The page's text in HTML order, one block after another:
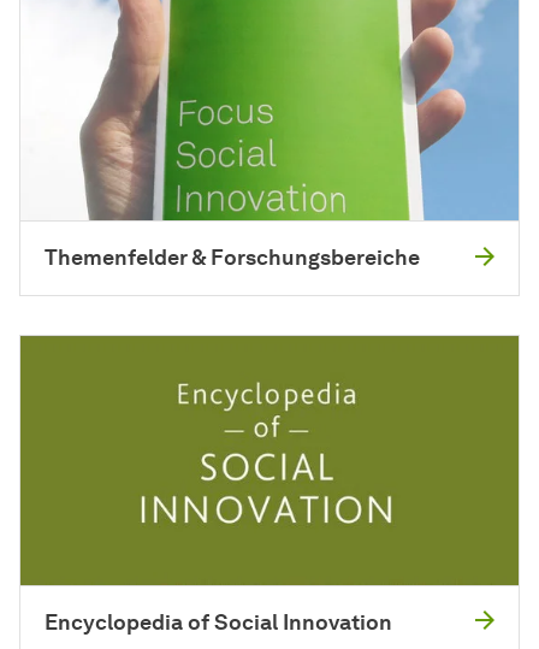
Themenfelder & Forschungsbereiche
Encyclopedia of Social Innovation